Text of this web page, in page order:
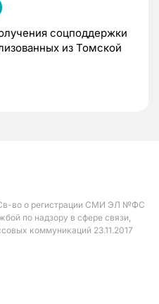
соцподдержки
из Томской
во о регистрации СМИ ЭЛ №ФС
по надзору в сфере связи,
коммуникаций 23.11.2017